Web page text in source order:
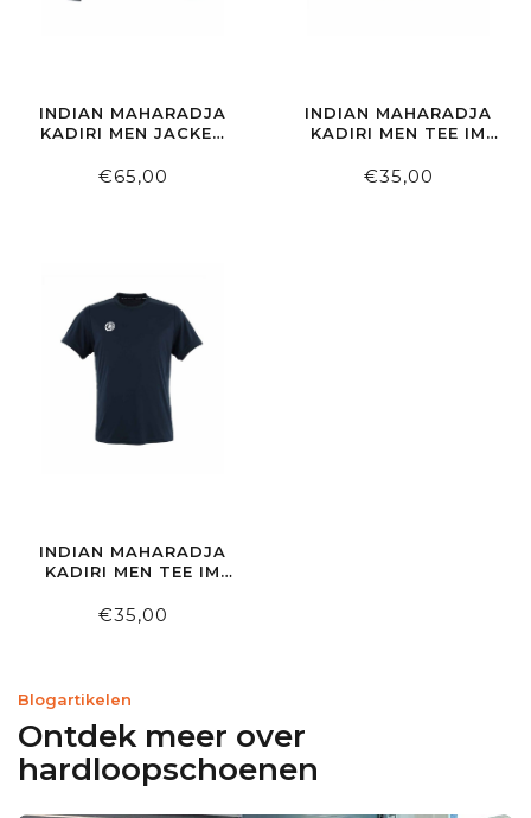
INDIAN MAHARADJA
KADIRI MEN JACKET
€65,00
INDIAN MAHARADJA
KADIRI MEN TEE IM
€35,00
INDIAN MAHARADJA
KADIRI MEN TEE IM
€35,00
Blogartikelen
Ontdek meer over
hardloopschoenen